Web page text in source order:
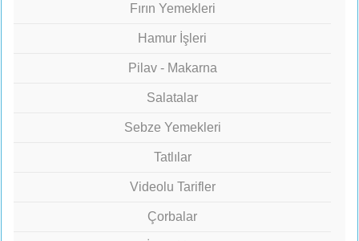
Fırın Yemekleri
Hamur İşleri
Pilav - Makarna
Salatalar
Sebze Yemekleri
Tatlılar
Videolu Tarifler
Çorbalar